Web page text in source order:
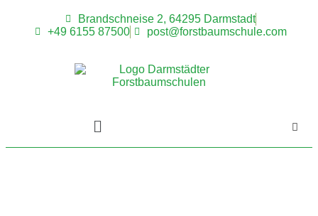
Brandschneise 2, 64295 Darmstadt
+49 6155 87500
post@forstbaumschule.com